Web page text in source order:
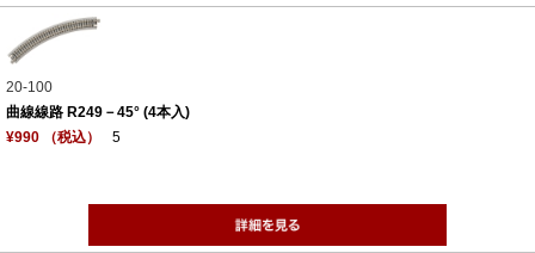
20-100
曲線線路 R249－45° (4本入)
¥990 （税込）
5